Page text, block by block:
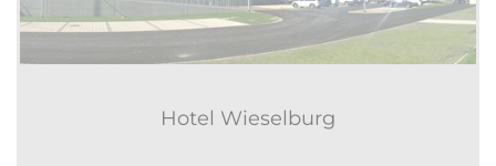
Hotel Wieselburg